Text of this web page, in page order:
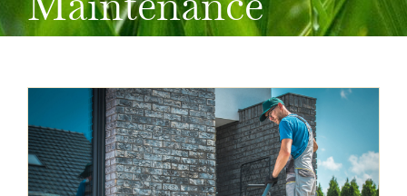
Afsluitingen
Vraag een offerte